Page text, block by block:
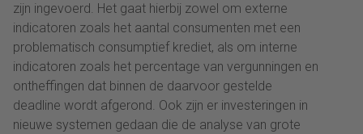
zijn ingevoerd. Het gaat hierbij zowel om externe
indicatoren zoals het aantal consumenten met een
problematisch consumptief krediet, als om interne
indicatoren zoals het percentage van vergunningen en
ontheffingen dat binnen de daarvoor gestelde
deadline wordt afgerond. Ook zijn er investeringen in
nieuwe systemen gedaan die de analyse van grote